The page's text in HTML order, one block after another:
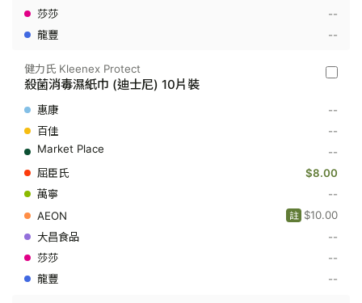
--
--
健
Protect
殺
菌
消
毒
紙
士
10
健力氏 Kleenex Protect
殺菌消毒濕紙巾 (迪士尼) 10片裝
--
--
--
$8.00
--
$10.00
註
--
--
--